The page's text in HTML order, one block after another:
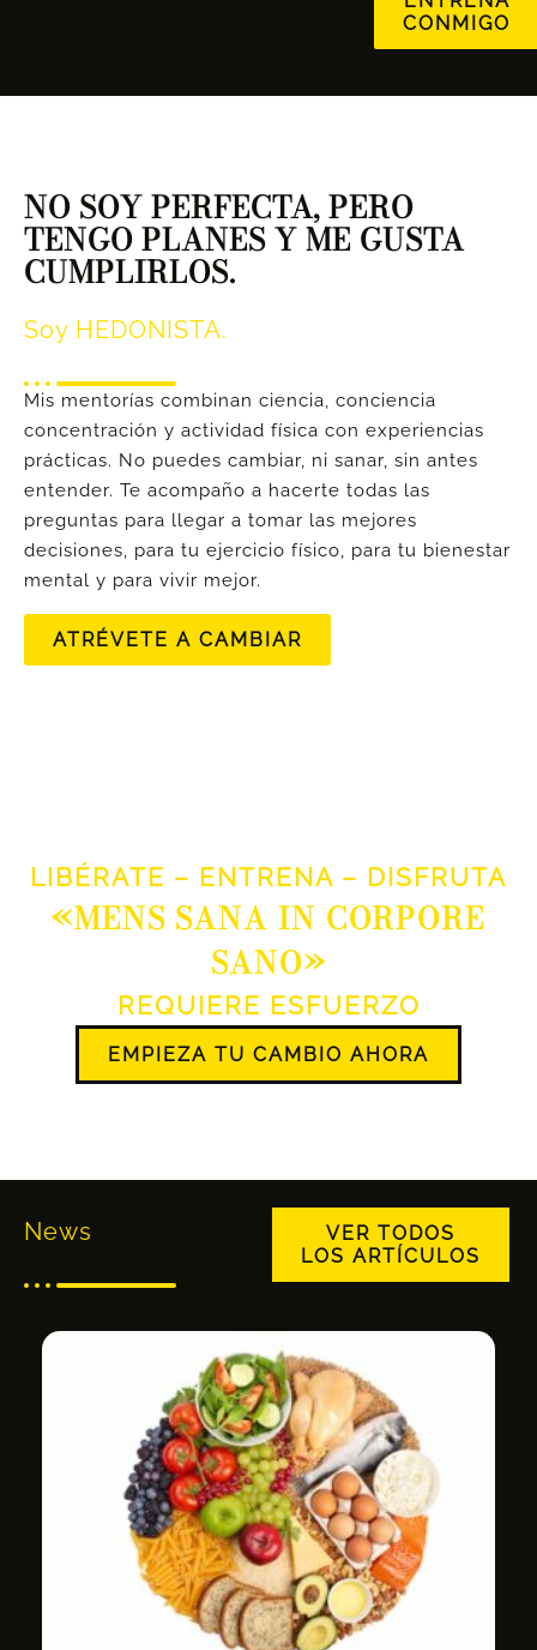
CONMIGO
NO SOY PERFECTA, PERO
TENGO PLANES Y ME GUSTA
CUMPLIRLOS.
Soy HEDONISTA.
Mis mentorías combinan ciencia, conciencia
concentración y actividad física con experiencias
prácticas. No puedes cambiar, ni sanar, sin antes
entender. Te acompaño a hacerte todas las
preguntas para llegar a tomar las mejores
decisiones, para tu ejercicio físico, para tu bienestar
mental y para vivir mejor.
ATRÉVETE A CAMBIAR
LIBÉRATE – ENTRENA – DISFRUTA
«MENS SANA IN CORPORE
SANO»
REQUIERE ESFUERZO
EMPIEZA TU CAMBIO AHORA
News
VER TODOS
LOS ARTÍCULOS